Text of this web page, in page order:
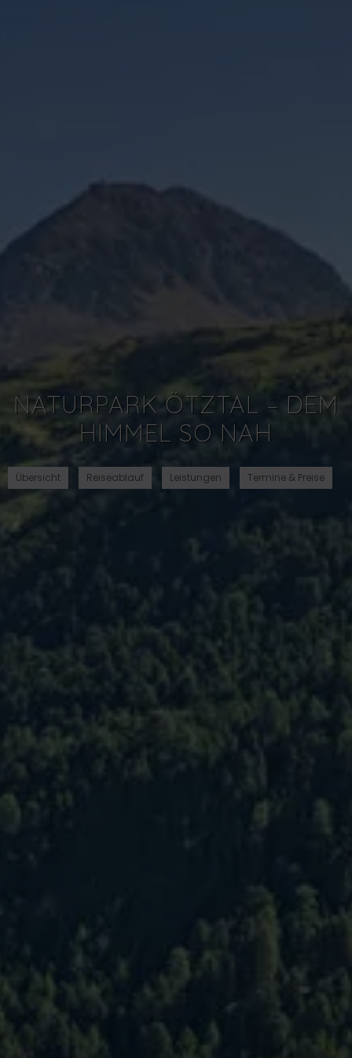
NATURPARK ÖTZTAL – DEM
HIMMEL SO NAH
Übersicht Reiseablauf Leistungen Termine & Preise